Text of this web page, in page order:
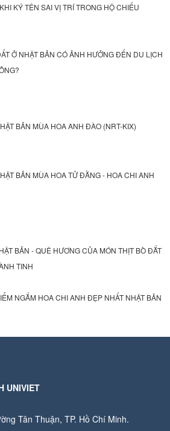
KÝ TÊN SAI VỊ TRÍ TRONG HỘ CHIẾU
Ở NHẬT BẢN CÓ ẢNH HƯỞNG ĐẾN DU LỊCH
BẢN MÙA HOA ANH ĐÀO (NRT-KIX)
BẢN MÙA HOA TỬ ĐẰNG - HOA CHI ANH
BẢN - QUÊ HƯƠNG CỦA MÓN THỊT BÒ ĐẮT
TINH
NGẮM HOA CHI ANH ĐẸP NHẤT NHẬT BẢN
UNIVIET
Tân Thuận, TP. Hồ Chí Minh.